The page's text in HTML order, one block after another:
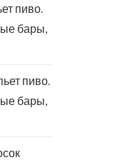
пиво.
бары,
пиво.
бары,